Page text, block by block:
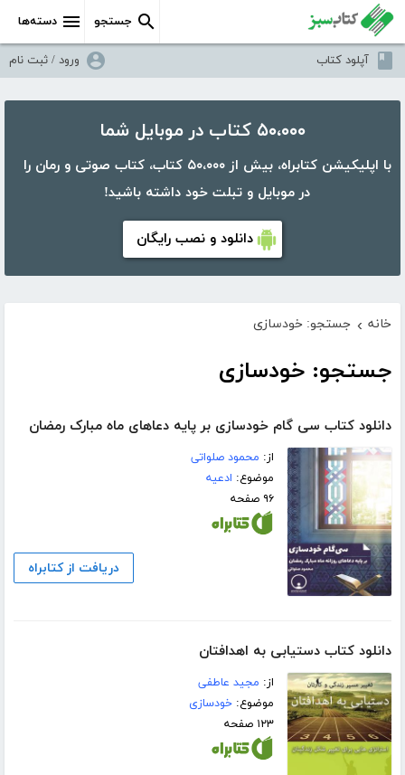
دسته‌ها جستجو
آپلود کتاب ورود / ثبت نام
۵۰،۰۰۰ کتاب در موبایل شما
با اپلیکیشن کتابراه، بیش از ۵۰،۰۰۰ کتاب، کتاب صوتی و رمان را
در موبایل و تبلت خود داشته باشید!
دانلود و نصب رایگان
خانه › جستجو: خودسازی
جستجو: خودسازی
دانلود کتاب سی گام خودسازی بر پایه دعاهای ماه مبارک رمضان
از: محمود صلواتی
موضوع: ادعیه
۹۶ صفحه
دریافت از کتابراه
دانلود کتاب دستیابی به اهدافتان
از: مجید عاطفی
موضوع:خودسازی
۱۲۳ صفحه